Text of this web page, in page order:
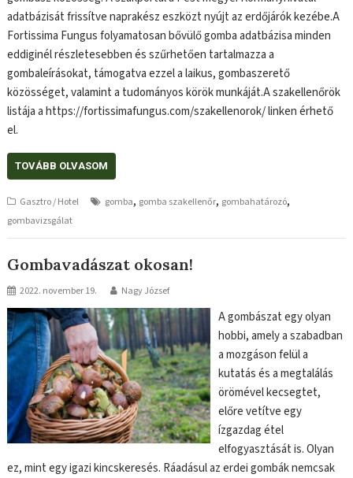
adatbázisát frissítve naprakész eszközt nyújt az erdőjárók kezébe.A
Fortissima Fungus folyamatosan bővülő gomba adatbázisa minden
eddiginél részletesebben és szűrhetően tartalmazza a
gombaleírásokat, támogatva ezzel a laikus, gombaszerető
közösséget, valamint a tudományos körök munkáját.A szakellenőrök
listája a https://fortissimafungus.com/szakellenorok/ linken érhető
el.
TOVÁBB OLVASOM
Gasztro / Hotel gomba, gomba szakellenőr, gombahatározó,
gombavizsgálat
Gombavadászat okosan!
2022. november 19. Nagy József
A gombászat egy olyan
hobbi, amely a szabadban
a mozgáson felül a
kutatás és a megtalálás
örömével kecsegtet,
előre vetítve egy
ízgazdag étel
elfogyasztását is. Olyan
ez, mint egy igazi kincskeresés. Ráadásul az erdei gombák nemcsak